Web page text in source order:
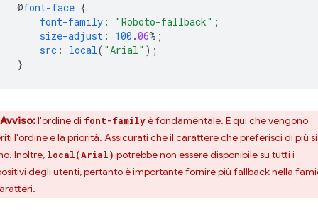
@font-face {
font-family : "Roboto-fallback" ;
size-adjust : 100 .06%;
src : local( "Arial" );
}
Avviso:l'ordine di font-familyè fondamentale. È qui che vengono
l'ordine e la priorità. Assicurati che il carattere che preferisci di più
Inoltre, local(Arial) potrebbe non essere disponibile su tutti i
degli utenti, pertanto è importante fornire più fallback nella